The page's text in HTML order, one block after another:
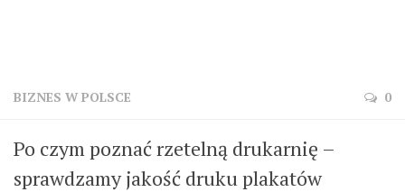
BIZNES W POLSCE 0
Po czym poznać rzetelną drukarnię –
sprawdzamy jakość druku plakatów